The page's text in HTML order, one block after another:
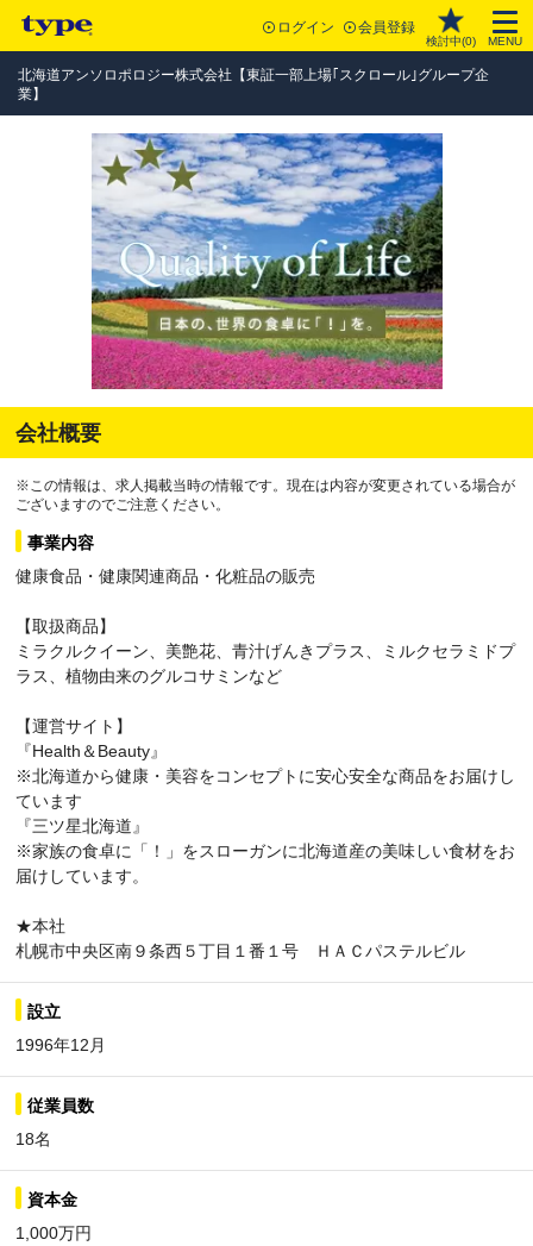
ログイン 会員登録
検討中(0) MENU
北海道アンソロポロジー株式会社【東証一部上場｢スクロール｣グループ企
業】
会社概要
※この情報は、求人掲載当時の情報です。現在は内容が変更されている場合が
ございますのでご注意ください。
事業内容
健康食品・健康関連商品・化粧品の販売
【取扱商品】
ミラクルクイーン、美艶花、青汁げんきプラス、ミルクセラミドプ
ラス、植物由来のグルコサミンなど
【運営サイト】
『Health＆Beauty』
※北海道から健康・美容をコンセプトに安心安全な商品をお届けし
ています
『三ツ星北海道』
※家族の食卓に「！」をスローガンに北海道産の美味しい食材をお
届けしています。
★本社
札幌市中央区南９条西５丁目１番１号 ＨＡＣパステルビル
設立
1996年12月
従業員数
18名
資本金
1,000万円